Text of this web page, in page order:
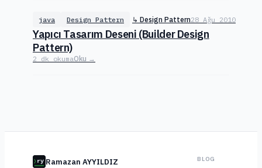
java Design Pattern ↳ Design Pattern28 Ağu 2010
Yapıcı Tasarım Deseni (Builder Design
Pattern)
2 dk okumaOku →
ry Ramazan AYYILDIZ BLOG